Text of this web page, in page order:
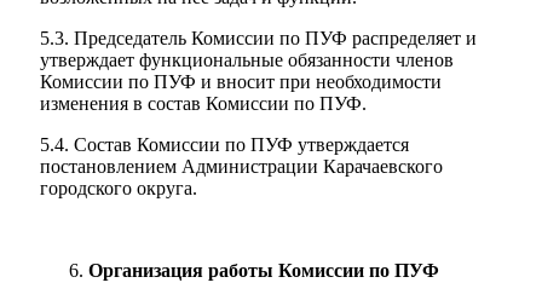
5.3. Председатель Комиссии по ПУФ распределяет и
утверждает функциональные обязанности членов
Комиссии по ПУФ и вносит при необходимости
изменения в состав Комиссии по ПУФ.
5.4. Состав Комиссии по ПУФ утверждается
постановлением Администрации Карачаевского
городского округа.
Организация работы Комиссии по ПУФ